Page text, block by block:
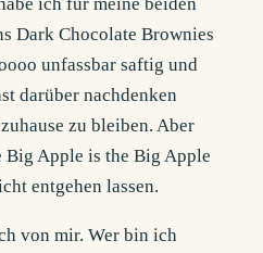
Dark Chocolate Brownies
unfassbar saftig und
darüber nachdenken
zu bleiben. Aber
Apple is the Big Apple
entgehen lassen.
von mir. Wer bin ich